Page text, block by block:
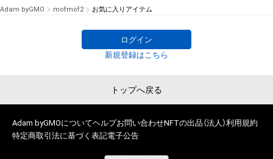
Adam byGMO mofmof2 お気に入りアイテム
ログイン
新規登録はこちら
トップへ戻る
Adam byGMOについてヘルプお問い合わせNFTの出品（法人）利用規約
特定商取引法に基づく表記電子公告